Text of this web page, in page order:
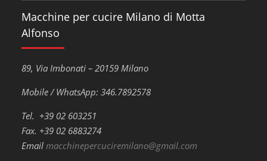
Macchine per cucire Milano di Motta
Alfonso
89, Via Imbonati – 20159 Milano
Mobile / WhatsApp: 346.7892578
Tel. +39 02 603251
Fax. +39 02 6883274
Emailmacchinepercuciremilano@gmail.com